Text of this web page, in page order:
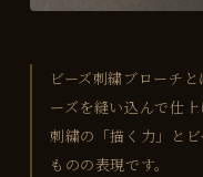
ビーズ刺繍ブローチ
ーズを縫い込んで仕
刺繍の「描く力」と
ものの表現です。